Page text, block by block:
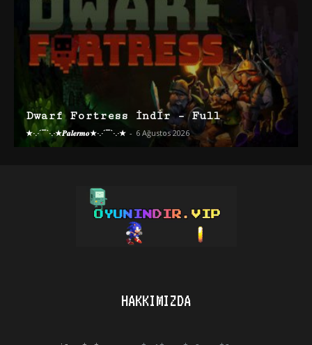
Dwarf Fortress İndir – Full
★·.·´¯`·.·★𝑷𝒂𝒍𝒆𝒓𝒎𝒐★·.·´¯`·.·★ - 6 Ağustos 2026
HAKKIMIZDA